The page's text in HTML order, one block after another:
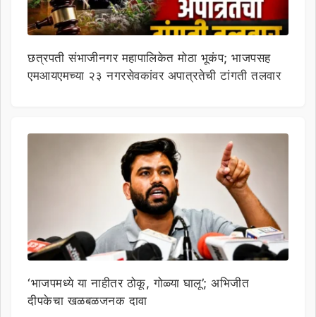
छत्रपती संभाजीनगर महापालिकेत मोठा भूकंप; भाजपसह
एमआयएमच्या २३ नगरसेवकांवर अपात्रतेची टांगती तलवार
‘भाजपमध्ये या नाहीतर ठोकू, गोळ्या घालू’; अभिजीत
दीपकेचा खळबळजनक दावा